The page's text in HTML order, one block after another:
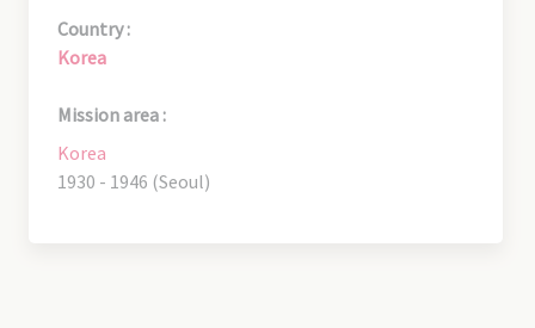
Country :
Korea
Mission area :
Korea
1930 - 1946 (Seoul)